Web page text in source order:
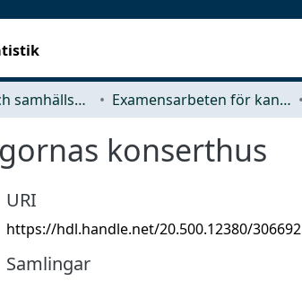
Arkitektur och samhällsbyggnadsteknik (ACE) Examensarbeten för kandidatexamen
konserthus
URI
https://hdl.handle.net/20.500.12380/306692
Samlingar